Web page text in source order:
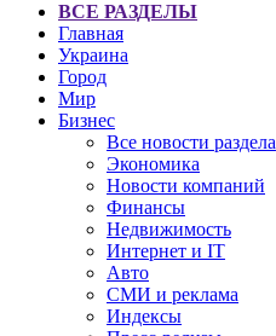
ВСЕ РАЗДЕЛЫ
Главная
Украина
Город
Мир
Бизнес
Все новости раздела
Экономика
Новости компаний
Финансы
Недвижимость
Интернет и IT
Авто
СМИ и реклама
Индексы